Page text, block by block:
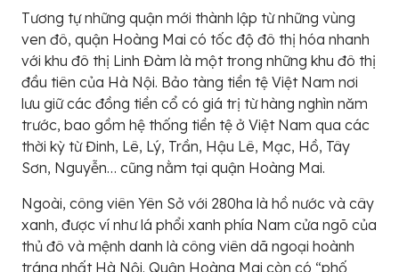
Tương tự những quận mới thành lập từ những vùng
ven đô, quận Hoàng Mai có tốc độ đô thị hóa nhanh
với khu đô thị Linh Đàm là một trong những khu đô thị
đầu tiên của Hà Nội. Bảo tàng tiền tệ Việt Nam nơi
lưu giữ các đồng tiền cổ có giá trị từ hàng nghìn năm
trước, bao gồm hệ thống tiền tệ ở Việt Nam qua các
thời kỳ từ Đinh, Lê, Lý, Trần, Hậu Lê, Mạc, Hồ, Tây
Sơn, Nguyễn… cũng nằm tại quận Hoàng Mai.
Ngoài, công viên Yên Sở với 280ha là hồ nước và cây
xanh, được ví như lá phổi xanh phía Nam cửa ngõ của
thủ đô và mệnh danh là công viên dã ngoại hoành
tráng nhất Hà Nội. Quận Hoàng Mai còn có “phố